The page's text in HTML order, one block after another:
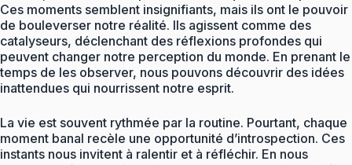
Ces moments semblent insignifiants, mais ils ont le pouvoir
de bouleverser notre réalité. Ils agissent comme des
catalyseurs, déclenchant des réflexions profondes qui
peuvent changer notre perception du monde. En prenant le
temps de les observer, nous pouvons découvrir des idées
inattendues qui nourrissent notre esprit.
La vie est souvent rythmée par la routine. Pourtant, chaque
moment banal recèle une opportunité d’introspection. Ces
instants nous invitent à ralentir et à réfléchir. En nous